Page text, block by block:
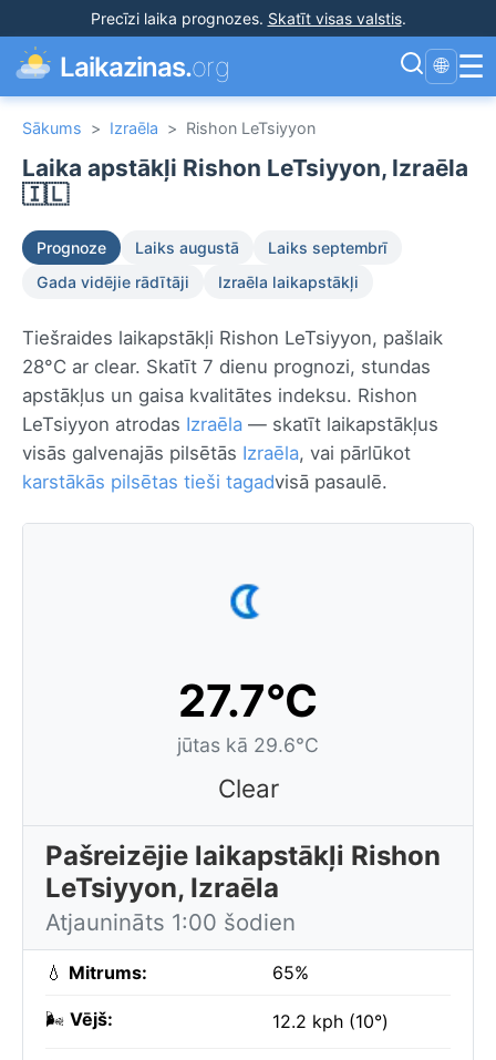
Precīzi laika prognozes. Skatīt visas valstis.
Laikazinas.org 🌐 ☰
Sākums > Izraēla > Rishon LeTsiyyon
Laika apstākļi Rishon LeTsiyyon, Izraēla
🇮🇱
Prognoze Laiks augustā
Laiks septembrī
Gada vidējie rādītāji
Izraēla laikapstākļi
Tiešraides laikapstākļi Rishon LeTsiyyon, pašlaik
28°C ar clear. Skatīt 7 dienu prognozi, stundas
apstākļus un gaisa kvalitātes indeksu. Rishon
LeTsiyyon atrodas Izraēla — skatīt laikapstākļus
visās galvenajās pilsētās Izraēla, vai pārlūkot
karstākās pilsētas tieši tagadvisā pasaulē.
27.7°C
jūtas kā 29.6°C
Clear
Pašreizējie laikapstākļi Rishon
LeTsiyyon, Izraēla
Atjaunināts 1:00 šodien
💧 Mitrums: 65%
🌬️ Vējš: 12.2 kph (10°)